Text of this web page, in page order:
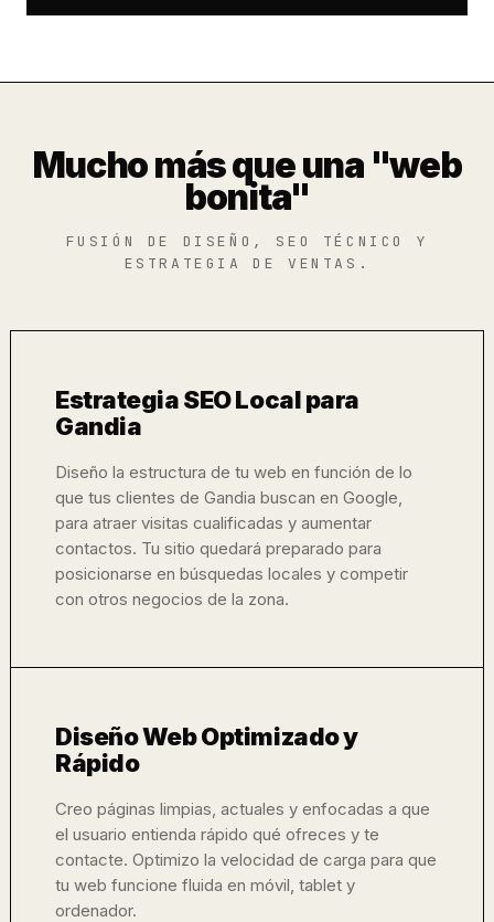
Mucho más que una "web
bonita"
FUSIÓN DE DISEÑO, SEO TÉCNICO Y
ESTRATEGIA DE VENTAS.
Estrategia SEO Local para
Gandia
Diseño la estructura de tu web en función de lo
que tus clientes de Gandia buscan en Google,
para atraer visitas cualificadas y aumentar
contactos. Tu sitio quedará preparado para
posicionarse en búsquedas locales y competir
con otros negocios de la zona.
Diseño Web Optimizado y
Rápido
Creo páginas limpias, actuales y enfocadas a que
el usuario entienda rápido qué ofreces y te
contacte. Optimizo la velocidad de carga para que
tu web funcione fluida en móvil, tablet y
ordenador.